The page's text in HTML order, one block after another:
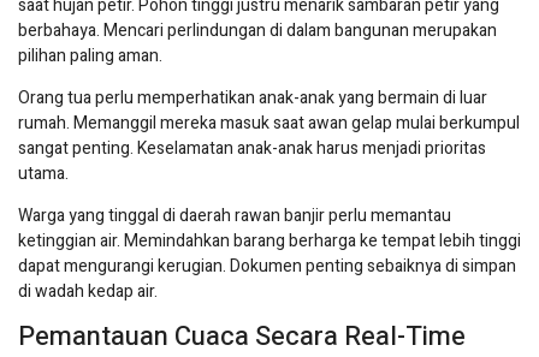
saat hujan petir. Pohon tinggi justru menarik sambaran petir yang
berbahaya. Mencari perlindungan di dalam bangunan merupakan
pilihan paling aman.
Orang tua perlu memperhatikan anak-anak yang bermain di luar
rumah. Memanggil mereka masuk saat awan gelap mulai berkumpul
sangat penting. Keselamatan anak-anak harus menjadi prioritas
utama.
Warga yang tinggal di daerah rawan banjir perlu memantau
ketinggian air. Memindahkan barang berharga ke tempat lebih tinggi
dapat mengurangi kerugian. Dokumen penting sebaiknya di simpan
di wadah kedap air.
Pemantauan Cuaca Secara Real-Time